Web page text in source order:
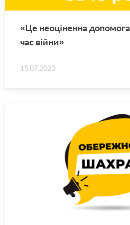
«Це неоціненна
час війни»
15.07.2023